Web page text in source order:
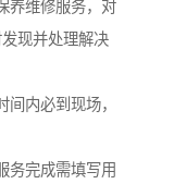
养维修服务，对
现并处理解决
内必到现场，
务完成需填写用